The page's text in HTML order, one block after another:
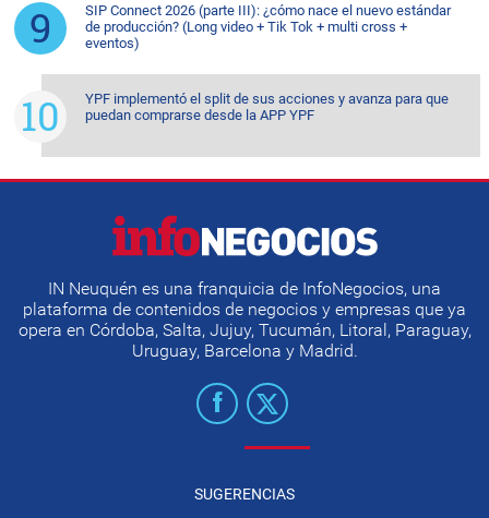
SIP Connect 2026 (parte III): ¿cómo nace el nuevo estándar
de producción? (Long video + Tik Tok + multi cross +
eventos)
YPF implementó el split de sus acciones y avanza para que
puedan comprarse desde la APP YPF
IN Neuquén es una franquicia de InfoNegocios, una
plataforma de contenidos de negocios y empresas que ya
opera en Córdoba, Salta, Jujuy, Tucumán, Litoral, Paraguay,
Uruguay, Barcelona y Madrid.
SUGERENCIAS